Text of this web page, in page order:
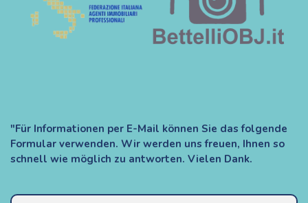
"Für Informationen per E-Mail können Sie das folgende
Formular verwenden. Wir werden uns freuen, Ihnen so
schnell wie möglich zu antworten. Vielen Dank.